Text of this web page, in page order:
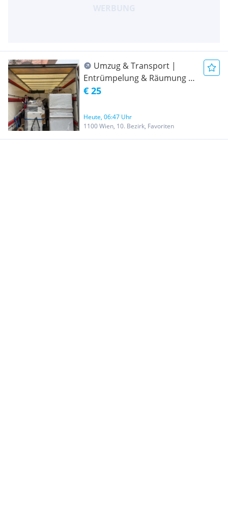
Umzug & Transport |
Entrümpelung & Räumung -
Fair & Professionell
€ 25
Heute, 06:47 Uhr
1100 Wien, 10. Bezirk, Favoriten